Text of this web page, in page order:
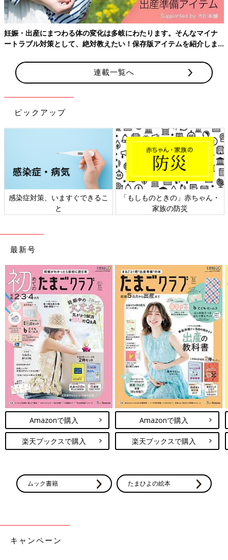
入園して2年目になるときのPTA会長さんが、仲良しママ友の旦
那さんでした。そこの息子くんと三つ子たちは同じ学年で同じク
入院について、知っていてくれてたのも大きかったのかもしれま
本部役員さん達が話を聞いてくれる場を設けてくれ、「3年目は
免除」というお返事を出してくれました。
本部役員さんたち本当にありがとうございました！
その場で本部役員の方は「どうして先生方は何もしてくれなかっ
くれました。
どうしてなんでしょうね…？私も答えが知りたい…（笑）
さて、長かったPTAの戦いですが、2年目の本部役員さん達のお
かげで終わりを迎えることができました。
「ＮＯ」と言われ続けそれでも訴え続けるのは、並の精神力では
できないと思いました。「もう諦めた方が楽かな…」と何度思っ
たことか…。
「前例がない」「少数派のためにルール変更はできない」と断ら
れるのって、多胎
ママあるあるだと思います。
過去にこの連載で描いた「保育園
の入園を断られた件」もそうで
す。他の多胎ママさんから「ファミサポ利用を断られた」話を聞
いたことがありますが、それも同じような理由だったようです。
1人を育て上げるだけでも相当な労力が必要なのに、それが2倍3
倍。たとえ少数派だとしても、もう少し理解があってもいいんじ
ゃないか、と…。
で、断られても訴え続ける精神力気力体力がもうないんですよ
ね。諦めた方が楽だと思ってしまう。
でも、そこで諦めてしまっていのかな…？
多胎育児の過酷さをもっと広く理解してもらえるように、微力な
妊娠・出産にまつわる体の変化は多岐にわたります。そんなマイナ
ートラブル対策として、絶対教えたい！保存版アイテムを紹介しま
連載一覧へ
ピックアップ
感染症対策、いますぐできるこ
と
「もしものときの」赤ちゃん・
家族の防災
最新号
Amazonで購入
楽天ブックスで購入
Amazonで購入
楽天ブックスで購入
ムック書籍 たまひよの絵本
キャンペーン